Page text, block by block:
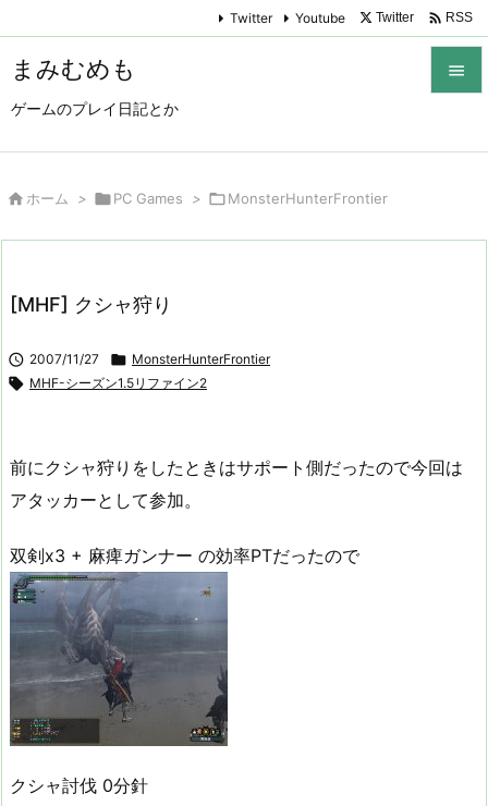
まみむめも
ゲームのプレイ日記とか

Twitter Youtube Twitter  RSS
 ホーム > PC Games > MonsterHunterFrontier
[MHF] クシャ狩り
 2007/11/27  MonsterHunterFrontier
 MHF-シーズン1.5リファイン2
前にクシャ狩りをしたときはサポート側だったので今回は
アタッカーとして参加。
双剣x3 + 麻痺ガンナー の効率PTだったので
クシャ討伐 0分針